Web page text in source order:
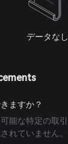
データなし
ますか？
能な特定の取
れていません。